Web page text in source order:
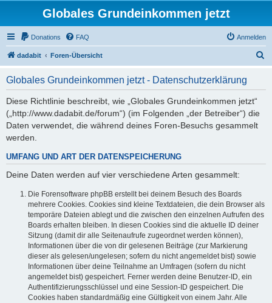
Globales Grundeinkommen jetzt
Donations FAQ Anmelden
dadabit Foren-Übersicht
Globales Grundeinkommen jetzt - Datenschutzerklärung
Diese Richtlinie beschreibt, wie „Globales Grundeinkommen jetzt“
(„http://www.dadabit.de/forum“) (im Folgenden „der Betreiber“) die
Daten verwendet, die während deines Foren-Besuchs gesammelt
werden.
UMFANG UND ART DER DATENSPEICHERUNG
Deine Daten werden auf vier verschiedene Arten gesammelt:
Die Forensoftware phpBB erstellt bei deinem Besuch des Boards
mehrere Cookies. Cookies sind kleine Textdateien, die dein Browser als
temporäre Dateien ablegt und die zwischen den einzelnen Aufrufen des
Boards erhalten bleiben. In diesen Cookies sind die aktuelle ID deiner
Sitzung (damit dir alle Seitenaufrufe zugeordnet werden können),
Informationen über die von dir gelesenen Beiträge (zur Markierung
dieser als gelesen/ungelesen; sofern du nicht angemeldet bist) sowie
Informationen über deine Teilnahme an Umfragen (sofern du nicht
angemeldet bist) gespeichert. Ferner werden deine Benutzer-ID, ein
Authentifizierungsschlüssel und eine Session-ID gespeichert. Die
Cookies haben standardmäßig eine Gültigkeit von einem Jahr. Alle